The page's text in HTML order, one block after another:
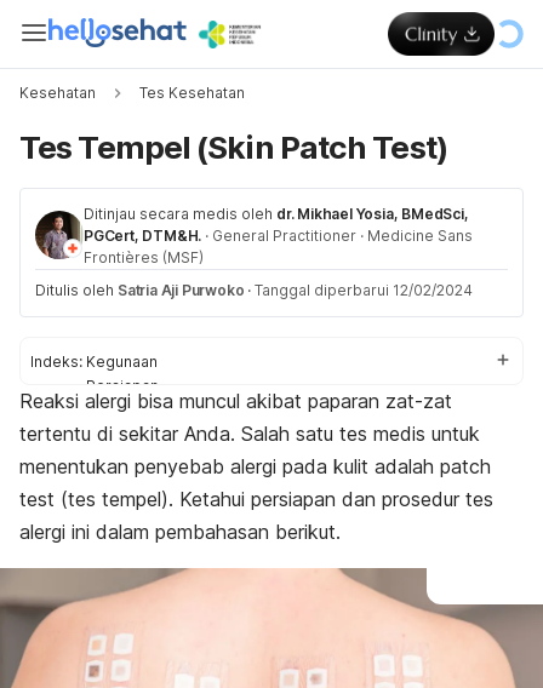
Kesehatan Tes Kesehatan
Tes Tempel (Skin Patch Test)
Ditinjau secara medis oleh dr. Mikhael Yosia, BMedSci,
PGCert, DTM&H. · General Practitioner · Medicine Sans
Frontières (MSF)
Ditulis oleh Satria Aji Purwoko · Tanggal diperbarui 12/02/2024
Indeks: Kegunaan
Persiapan
Prosedur
Perawatan
Hasil tes
Reaksi alergi bisa muncul akibat paparan zat-zat
tertentu di sekitar Anda. Salah satu tes medis untuk
menentukan penyebab alergi pada kulit adalah patch
test (tes tempel). Ketahui persiapan dan prosedur tes
alergi ini dalam pembahasan berikut.